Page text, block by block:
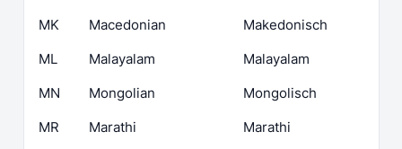
MK
Macedonian
Makedonisch
ML
Malayalam
Malayalam
MN
Mongolian
Mongolisch
MR
Marathi
Marathi